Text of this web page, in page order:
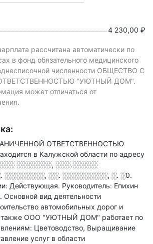
4 230,00 ₽
рассчитана автоматически по
в фонд обязательного медицинского
численности ОБЩЕСТВО С
"УЮТНЫЙ ДОМ".
может отличаться от
ОТВЕТСТВЕННОСТЬЮ
в Калужской области по адресу
░░░░░░░, ░░░.░░░░░
░░░░░░░░, ░░. ░░░░░░░░░, ░. ░0.
Действующая. Руководитель: Епихин
Основной вид деятельности
автомобильных дорог и
также ООО "УЮТНЫЙ ДОМ" работает по
Цветоводство, Выращивание
услуг в области